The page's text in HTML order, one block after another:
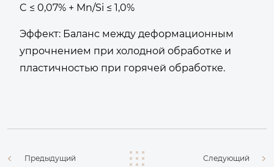
C ≤ 0,07% + Mn/Si ≤ 1,0%
Эффект: Баланс между деформационным
упрочнением при холодной обработке и
пластичностью при горячей обработке.
Предыдущий Следующий